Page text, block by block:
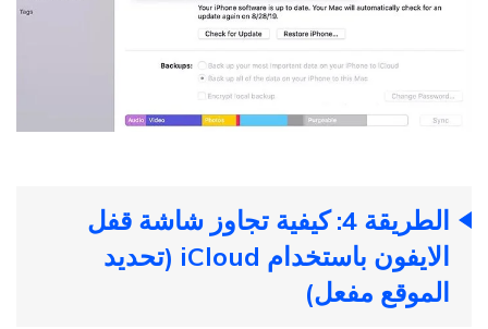
الطريقة 4: كيفية تجاوز شاشة قفل
الايفون باستخدام iCloud (تحديد
الموقع مفعل)